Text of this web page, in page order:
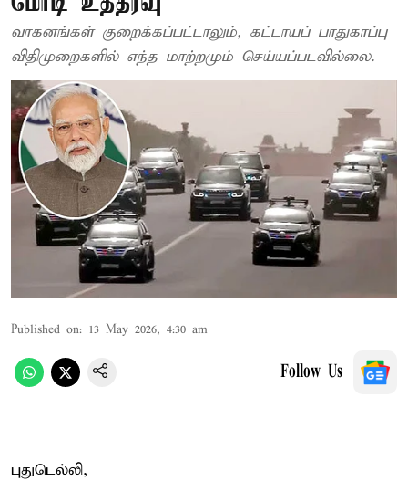
வாகனங்கள் குறைக்கப்பட்டாலும், கட்டாயப் பாதுகாப்பு
விதிமுறைகளில் எந்த மாற்றமும் செய்யப்படவில்லை.
Published on: 13 May 2026, 4:30 am
Follow Us
புதுடெல்லி,